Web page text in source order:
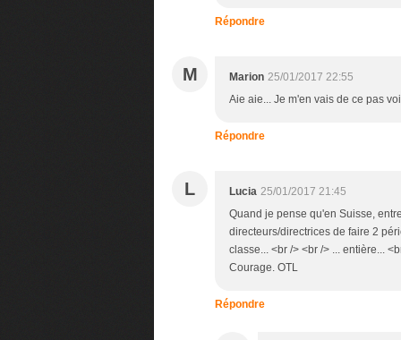
Répondre
M Marion 25/01/2017 22:55
Aie aie... Je m'en vais de ce pas
Répondre
L Lucia 25/01/2017 21:45
Quand je pense qu'en Suisse,
directeurs/directrices de faire 2
classe... <br /> <br /> ... entière...
Courage. OTL
Répondre